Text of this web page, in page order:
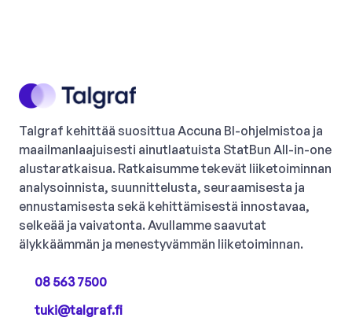
Talgraf kehittää suosittua Accuna BI-ohjelmistoa ja
maailmanlaajuisesti ainutlaatuista StatBun All-in-one
alustaratkaisua. Ratkaisumme tekevät liiketoiminnan
analysoinnista, suunnittelusta, seuraamisesta ja
ennustamisesta sekä kehittämisestä innostavaa,
selkeää ja vaivatonta. Avullamme saavutat
älykkäämmän ja menestyvämmän liiketoiminnan.
08 563 7500
tuki@talgraf.fi